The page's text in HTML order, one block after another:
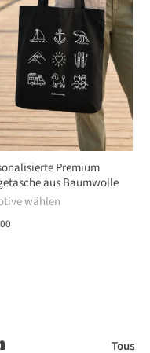
Premium
aus Baumwolle
wählen
Tous